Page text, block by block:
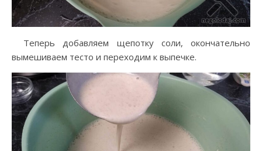
Теперь добавляем щепотку соли, окончательно
вымешиваем тесто и переходим к выпечке.